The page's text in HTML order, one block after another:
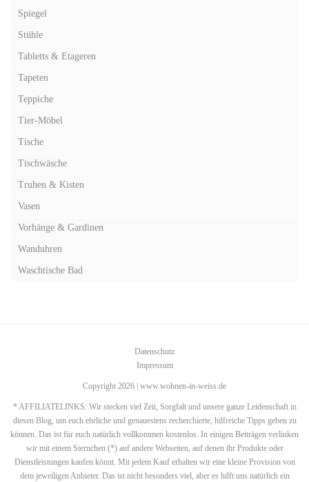
Spiegel
Stühle
Tabletts & Etageren
Tapeten
Teppiche
Tier-Möbel
Tische
Tischwäsche
Truhen & Kisten
Vasen
Vorhänge & Gardinen
Wanduhren
Waschtische Bad
Datenschutz
Impressum
Copyright 2026 | www.wohnen-in-weiss.de
* AFFILIATELINKS: Wir stecken viel Zeit, Sorgfalt und unsere ganze Leidenschaft in
diesen Blog, um euch ehrliche und genauestens recherchierte, hilfreiche Tipps geben zu
können. Das ist für euch natürlich vollkommen kostenlos. In einigen Beiträgen verlinken
wir mit einem Sternchen (*) auf andere Webseiten, auf denen ihr Produkte oder
Dienstleistungen kaufen könnt. Mit jedem Kauf erhalten wir eine kleine Provision von
dem jeweiligen Anbieter. Das ist nicht besonders viel, aber es hilft uns natürlich ein